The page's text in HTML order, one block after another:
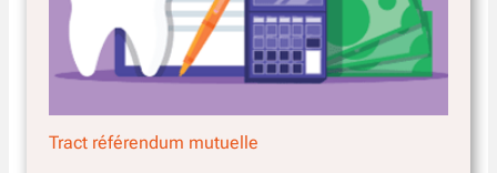
Tract référendum mutuelle